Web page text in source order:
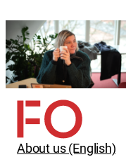
About us (English)